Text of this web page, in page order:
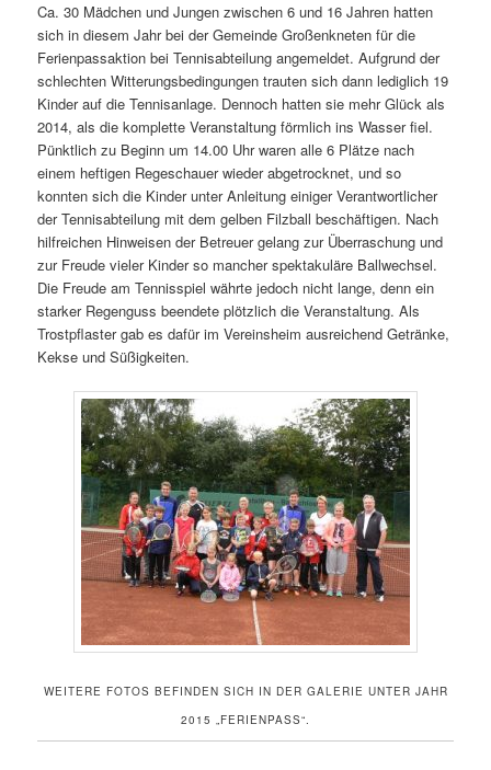
Ca. 30 Mädchen und Jungen zwischen 6 und 16 Jahren hatten
sich in diesem Jahr bei der Gemeinde Großenkneten für die
Ferienpassaktion bei Tennisabteilung angemeldet. Aufgrund der
schlechten Witterungsbedingungen trauten sich dann lediglich 19
Kinder auf die Tennisanlage. Dennoch hatten sie mehr Glück als
2014, als die komplette Veranstaltung förmlich ins Wasser fiel.
Pünktlich zu Beginn um 14.00 Uhr waren alle 6 Plätze nach
einem heftigen Regeschauer wieder abgetrocknet, und so
konnten sich die Kinder unter Anleitung einiger Verantwortlicher
der Tennisabteilung mit dem gelben Filzball beschäftigen. Nach
hilfreichen Hinweisen der Betreuer gelang zur Überraschung und
zur Freude vieler Kinder so mancher spektakuläre Ballwechsel.
Die Freude am Tennisspiel währte jedoch nicht lange, denn ein
starker Regenguss beendete plötzlich die Veranstaltung. Als
Trostpflaster gab es dafür im Vereinsheim ausreichend Getränke,
Kekse und Süßigkeiten.
WEITERE FOTOS BEFINDEN SICH IN DER GALERIE UNTER JAHR
2015 „FERIENPASS“.